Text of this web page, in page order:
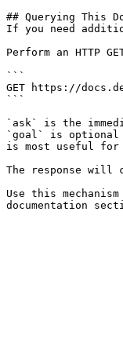
## Querying This
If you need
Perform an HTTP
```
GET https://
```
`ask` is the
`goal` is optional
is most useful
The response will
Use this